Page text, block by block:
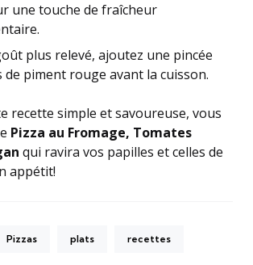
une touche de fraîcheur
plus relevé, ajoutez une pincée
de piment rouge avant la cuisson.
recette simple et savoureuse, vous
Pizza au Fromage, Tomates
qui ravira vos papilles et celles de
appétit!
Pizzas plats recettes